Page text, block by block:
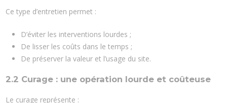
Ce type d’entretien permet :
D’éviter les interventions lourdes ;
De lisser les coûts dans le temps ;
De préserver la valeur et l’usage du site.
2.2 Curage : une opération lourde et coûteuse
Le curage représente :